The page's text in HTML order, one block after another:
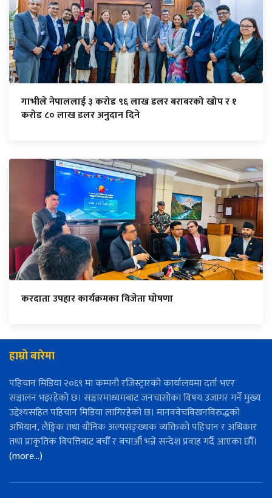
गाभीले नेपाललाई ३ करोड ९६ लाख डलर बराबरको खोप र १
करोड ८० लाख डलर अनुदान दिने
करदाता उपहार कार्यक्रमका विजेता घाेषणा
हाम्रो बारेमा
पहिचान मिडिया २०६९ मा कम्पनी रजिस्ट्रारको कार्यालयमा दर्ता भएर
सञ्चालन भइरहेको छ। सञ्चारमाध्यमबाट जनचासोका विषय उजागर गर्ने मुख्य
उद्देश्यसहित पहिचान मिडिया लागिरहेको छ। मानववेचविखनविरुद्धको
अभियान, लैङ्गिक तथा यौनिक अल्पसङ्ख्यक व्यक्तिको पहिचान र अधिकार
तथा प्राकृतिक विपत्तिबाट बचौँ र बचाऔँ भन्ने सन्देश प्रवाह गर्दै आएका छौँ।
(more…)